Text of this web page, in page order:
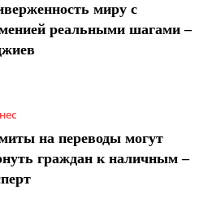
миру с
реальными шагами –
на переводы могут
граждан к наличным –